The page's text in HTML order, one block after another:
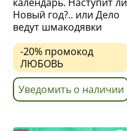
Новый год?.. или Дело
ведут шмакодявки
-20% промокод
ЛЮБОВЬ
Уведомить о наличии